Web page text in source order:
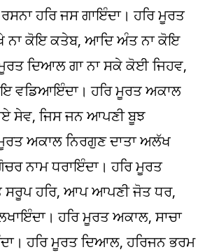
ਹਰਿ ਜਸ ਗਾਇੰਦਾ। ਹਰਿ ਮੂਰਤ
ਨਾ ਕੋਇ ਕਤੇਬ, ਆਦਿ ਅੰਤ ਨਾ ਕੋਇ
ਦਿਆਲ ਗਾ ਨਾ ਸਕੇ ਕੋਈ ਜਿਹਵ,
ਵਡਿਆਇੰਦਾ। ਹਰਿ ਮੂਰਤ ਅਕਾਲ
ਸੇਵ, ਜਿਸ ਜਨ ਆਪਣੀ ਬੂਝ
ਅਕਾਲ ਨਿਰਗੁਣ ਦਾਤਾ ਅਲੱਖ
ਨਾਮ ਧਰਾਇੰਦਾ। ਹਰਿ ਮੂਰਤ
ਸਰੂਪ ਹਰਿ, ਆਪ ਆਪਣੀ ਜੋਤ ਧਰ,
ਹਰਿ ਮੂਰਤ ਅਕਾਲ, ਸਾਚਾ
ਹਰਿ ਮੂਰਤ ਦਿਆਲ, ਹਰਿਜਨ ਭਰਮ